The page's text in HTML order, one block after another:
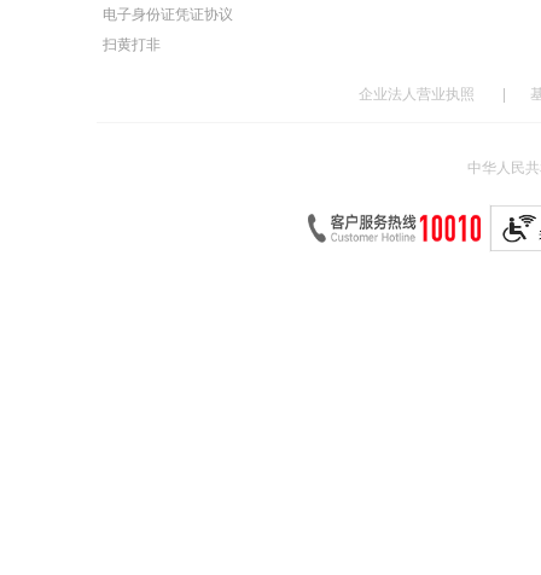
电子身份证凭证协议
扫黄打非
企业法人营业执照
中华人民